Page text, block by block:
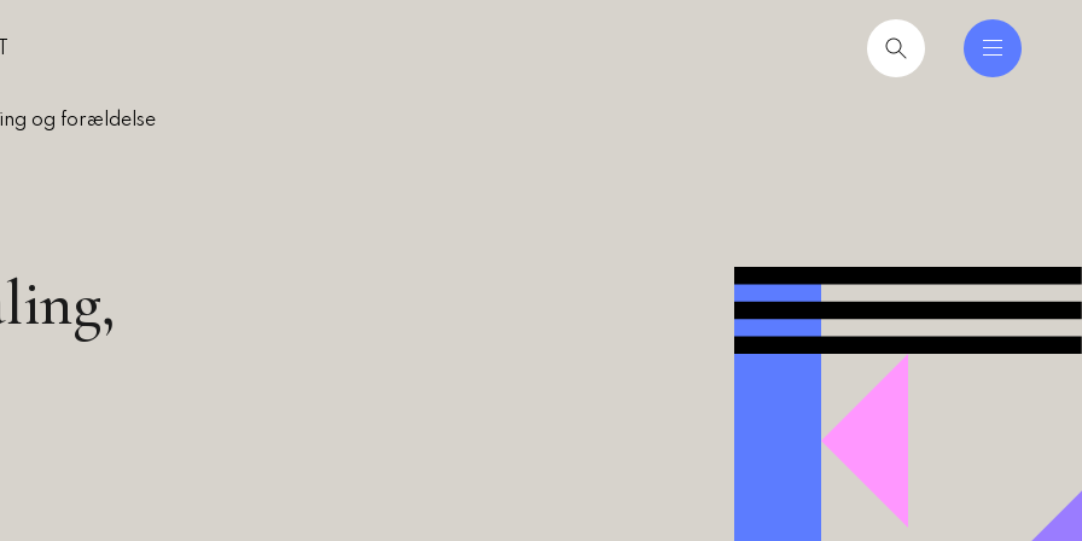
og forældelse
refleksion lettere at få ind i hverdagen
Fra valgkamp til hverdag for nyvalgte